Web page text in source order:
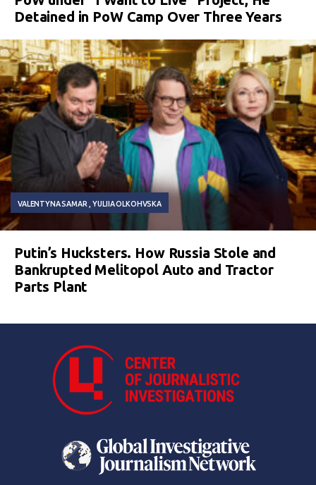
Detained in PoW Camp Over Three Years
VALENTYNA SAMAR YULIIA OLKOHVSKA
Putin’s Hucksters. How Russia Stole and
Bankrupted Melitopol Auto and Tractor
Parts Plant